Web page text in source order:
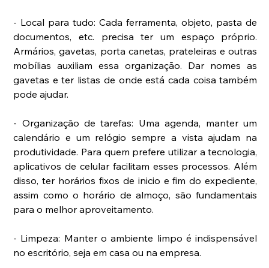
- Local para tudo: Cada ferramenta, objeto, pasta de
documentos, etc. precisa ter um espaço próprio.
Armários, gavetas, porta canetas, prateleiras e outras
mobílias auxiliam essa organização. Dar nomes as
gavetas e ter listas de onde está cada coisa também
pode ajudar.
- Organização de tarefas: Uma agenda, manter um
calendário e um relógio sempre a vista ajudam na
produtividade. Para quem prefere utilizar a tecnologia,
aplicativos de celular facilitam esses processos. Além
disso, ter horários fixos de inicio e fim do expediente,
assim como o horário de almoço, são fundamentais
para o melhor aproveitamento.
- Limpeza: Manter o ambiente limpo é indispensável
no escritório, seja em casa ou na empresa.